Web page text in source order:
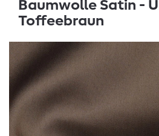
Baumwolle Satin -
Toffeebraun